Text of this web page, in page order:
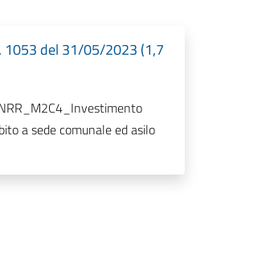
1053 del 31/05/2023 (1,7
a sede comunale ed asilo